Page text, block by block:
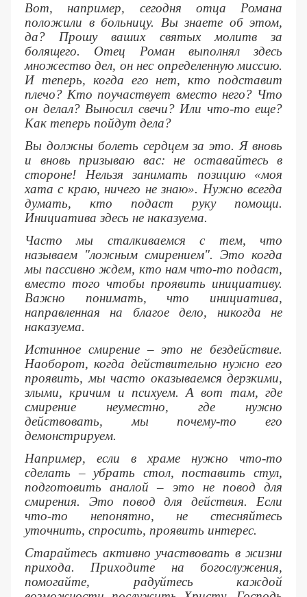
Вот, например, сегодня отца Романа
положили в больницу. Вы знаете об этом,
да? Прошу ваших святых молитв за
болящего. Отец Роман выполнял здесь
множество дел, он нес определенную миссию.
И теперь, когда его нет, кто подставит
плечо? Кто поучаствует вместо него? Что
он делал? Выносил свечи? Или что-то еще?
Как теперь пойдут дела?
Вы должны болеть сердцем за это. Я вновь
и вновь призываю вас: не оставайтесь в
стороне! Нельзя занимать позицию «моя
хата с краю, ничего не знаю». Нужно всегда
думать, кто подаст руку помощи.
Инициатива здесь не наказуема.
Часто мы сталкиваемся с тем, что
называем "ложным смирением". Это когда
мы пассивно ждем, кто нам что-то подаст,
вместо того чтобы проявить инициативу.
Важно понимать, что инициатива,
направленная на благое дело, никогда не
наказуема.
Истинное смирение – это не бездействие.
Наоборот, когда действительно нужно его
проявить, мы часто оказываемся дерзкими,
злыми, кричим и психуем. А вот там, где
смирение неуместно, где нужно
действовать, мы почему-то его
демонстрируем.
Например, если в храме нужно что-то
сделать – убрать стол, поставить стул,
подготовить аналой – это не повод для
смирения. Это повод для действия. Если
что-то непонятно, не стесняйтесь
уточнить, спросить, проявить интерес.
Старайтесь активно участвовать в жизни
прихода. Приходите на богослужения,
помогайте, радуйтесь каждой